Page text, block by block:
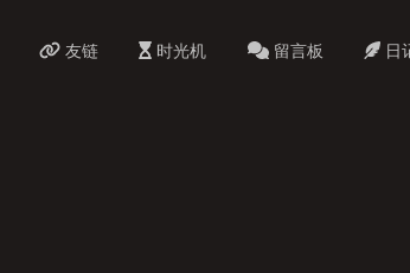
友链 时光机 留言板 日